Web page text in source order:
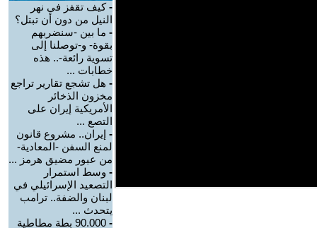
-كيف تقفز في نهر
النيل من دون أن تبتل؟
- ما بين -سنضربهم
بقوة- و-توصلنا إلى
تسوية رائعة-.. هذه
خطابات ...
- هل تشجع تقارير تراجع
مخزون الذخائر
الأمريكية إيران على
التصع ...
- إيران.. مشروع قانون
لمنع السفن -المعادية-
من عبور مضيق هرمز ...
- وسط استمرار
التصعيد الإسرائيلي في
لبنان والضفة.. ترامب
يتحدث ...
-
90.000 بطة مطاطية